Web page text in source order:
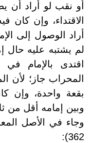
أو نقب لو أراد أن
الاقتداء، وإن
أراد الوصول إلى
لم يشتبه عليه حال
اقتدى بالإمام
المحراب جاز؛ لأن
بقعة واحدة، وإن
وبين إمامه أقل من
362):